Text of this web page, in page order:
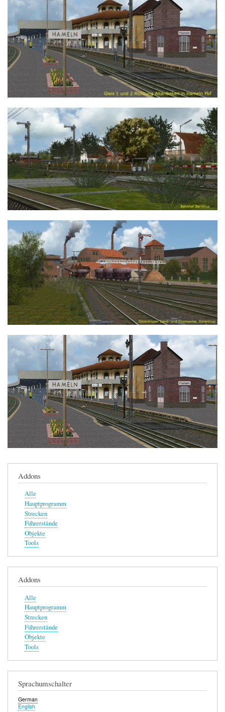
Addons
Alle
Hauptprogramm
Strecken
Führerstände
Objekte
Tools
Addons
Alle
Hauptprogramm
Strecken
Führerstände
Objekte
Tools
Sprachumschalter
German
English